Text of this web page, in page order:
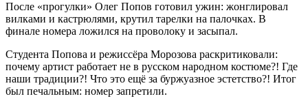
После «прогулки» Олег Попов готовил ужин: жонглировал
вилками и кастрюлями, крутил тарелки на палочках. В
финале номера ложился на проволоку и засыпал.
Студента Попова и режиссёра Морозова раскритиковали:
почему артист работает не в русском народном костюме?! Где
наши традиции?! Что это ещё за буржуазное эстетство?! Итог
был печальным: номер запретили.